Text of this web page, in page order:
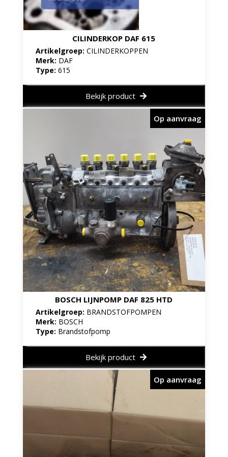
CILINDERKOP DAF 615
Artikelgroep: CILINDERKOPPEN
Merk: DAF
Type: 615
Bekijk product
BOSCH LIJNPOMP DAF 825 HTD
Artikelgroep: BRANDSTOFPOMPEN
Merk: BOSCH
Type: Brandstofpomp
Op aanvraag
Bekijk product
Op aanvraag